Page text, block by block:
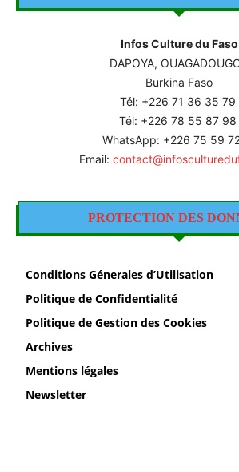
Infos Culture du Faso
DAPOYA,
Burkina Faso
Tél: +226 71 36 35 79
Tél: +226 78 55 87 98
WhatsApp: +226 75 59
Email:
PROTECTION DES
Conditions Génerales d’Utilisation
Politique de Confidentialité
Politique de Gestion des Cookies
Archives
Mentions légales
Newsletter